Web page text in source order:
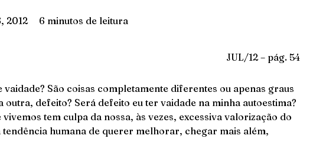
2012
6 minutos de leitura
JUL/12 – pág. 54
São coisas completamente diferentes ou apenas graus
outra, defeito? Será defeito eu ter vaidade na minha autoestima?
tem culpa da nossa, às vezes, excessiva valorização do
humana de querer melhorar, chegar mais além,